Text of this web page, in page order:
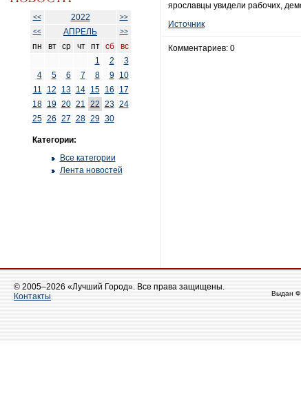
<< 2022
>>
<<
АПРЕЛЬ >>
пн вт ср чт пт сб
вс
1
2
3
4
5 6 7 8 9
10
11
12 13 14 15 16
17
18
19 20 21 22 23 24
25 26 27 28 29 30
Категории:
Все категории
Лента новостей
ярославцы увидели рабочих,
Источник
Комментариев: 0
© 2005–2026 «Лучший Город». Все права защищены.
Контакты
Выдан